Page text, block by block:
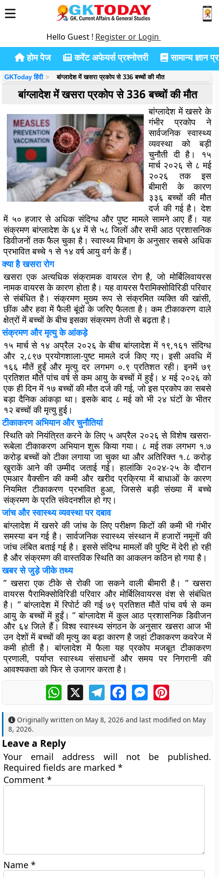
Hello Guest ! Register or Login
होम पेज करेंट अफेयर्स प्रश्नोत्तरी सामान्य ज्ञान
GKToday हिंदी बांग्लादेश में खसरा प्रकोप से 336 बच्चों की मौत
बांग्लादेश में खसरा प्रकोप से 336 बच्चों की मौत
बांग्लादेश में खसरे के
गंभीर प्रकोप ने
सार्वजनिक स्वास्थ्य
व्यवस्था को बड़ी
चुनौती दी है। १५
मार्च २०२६ से ८ मई
२०२६ तक इस
बीमारी के कारण
३३६ बच्चों की मौत
दर्ज की गई है। देश
में ५० हजार से अधिक संदिग्ध और पुष्ट मामले सामने आए हैं। यह
संक्रमण बांग्लादेश के ६४ में से ५८ जिलों और सभी आठ प्रशासनिक
डिवीजनों तक फैल चुका है। स्वास्थ्य विभाग के अनुसार सबसे अधिक
प्रभावित बच्चे १ से १४ वर्ष आयु वर्ग के हैं।
क्या है खसरा रोग
खसरा एक अत्यधिक संक्रामक वायरल रोग है, जो मोर्बिलिवायरस
नामक वायरस के कारण होता है। यह वायरस पैरामिक्सोविरिडी परिवार
से संबंधित है। संक्रमण मुख्य रूप से संक्रमित व्यक्ति की खांसी,
छींक और हवा में फैली बूंदों के जरिए फैलता है। कम टीकाकरण वाले
क्षेत्रों में बच्चों के बीच इसका संक्रमण तेजी से बढ़ता है।
संक्रमण और मृत्यु के आंकड़े
१५ मार्च से १४ अप्रैल २०२६ के बीच बांग्लादेश में १९,१६१ संदिग्ध
और २,८९७ प्रयोगशाला-पुष्ट मामले दर्ज किए गए। इसी अवधि में
१६६ मौतें हुईं और मृत्यु दर लगभग ०.९ प्रतिशत रही। इनमें ७९
प्रतिशत मौतें पांच वर्ष से कम आयु के बच्चों में हुईं। ४ मई २०२६ को
एक ही दिन में १७ बच्चों की मौत दर्ज की गई, जो इस प्रकोप का सबसे
बड़ा दैनिक आंकड़ा था। इसके बाद ८ मई को भी २४ घंटों के भीतर
१२ बच्चों की मृत्यु हुई।
टीकाकरण अभियान और चुनौतियां
स्थिति को नियंत्रित करने के लिए ५ अप्रैल २०२६ से विशेष खसरा-
रूबेला टीकाकरण अभियान शुरू किया गया। ८ मई तक लगभग १.७
करोड़ बच्चों को टीका लगाया जा चुका था और अतिरिक्त १.८ करोड़
खुराकें आने की उम्मीद जताई गई। हालांकि २०२४-२५ के दौरान
एमआर वैक्सीन की कमी और खरीद प्रक्रिया में बाधाओं के कारण
नियमित टीकाकरण प्रभावित हुआ, जिससे बड़ी संख्या में बच्चे
संक्रमण के प्रति संवेदनशील हो गए।
जांच और स्वास्थ्य व्यवस्था पर दबाव
बांग्लादेश में खसरे की जांच के लिए परीक्षण किटों की कमी भी गंभीर
समस्या बन गई है। सार्वजनिक स्वास्थ्य संस्थान में हजारों नमूनों की
जांच लंबित बताई गई है। इससे संदिग्ध मामलों की पुष्टि में देरी हो रही
है और संक्रमण की वास्तविक स्थिति का आकलन कठिन हो गया है।
खबर से जुड़े जीके तथ्य
” खसरा एक टीके से रोकी जा सकने वाली बीमारी है। ” खसरा
वायरस पैरामिक्सोविरिडी परिवार और मोर्बिलिवायरस वंश से संबंधित
है। ” बांग्लादेश में रिपोर्ट की गई ७९ प्रतिशत मौतें पांच वर्ष से कम
आयु के बच्चों में हुईं। ” बांग्लादेश में कुल आठ प्रशासनिक डिवीजन
और ६४ जिले हैं। विश्व स्वास्थ्य संगठन के अनुसार खसरा आज भी
उन देशों में बच्चों की मृत्यु का बड़ा कारण है जहां टीकाकरण कवरेज में
कमी होती है। बांग्लादेश में फैला यह प्रकोप मजबूत टीकाकरण
प्रणाली, पर्याप्त स्वास्थ्य संसाधनों और समय पर निगरानी की
आवश्यकता को फिर से उजागर करता है।
WhatsApp
X TelegramFacebookMessengerPinterest
Originally written on May 8, 2026 and last modified on May
8, 2026.
Leave a Reply
Your email address will not be published.
Required fields are marked*
Comment*
Name*